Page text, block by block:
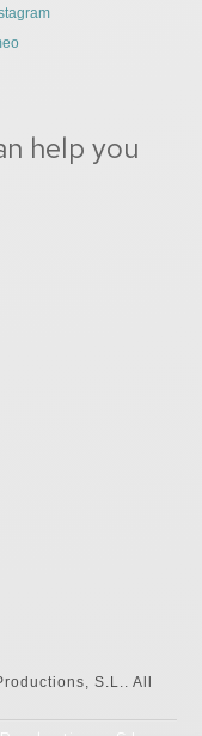
help you
S.L.. All